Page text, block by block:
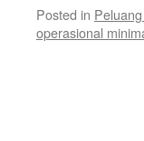
Posted in
operasional